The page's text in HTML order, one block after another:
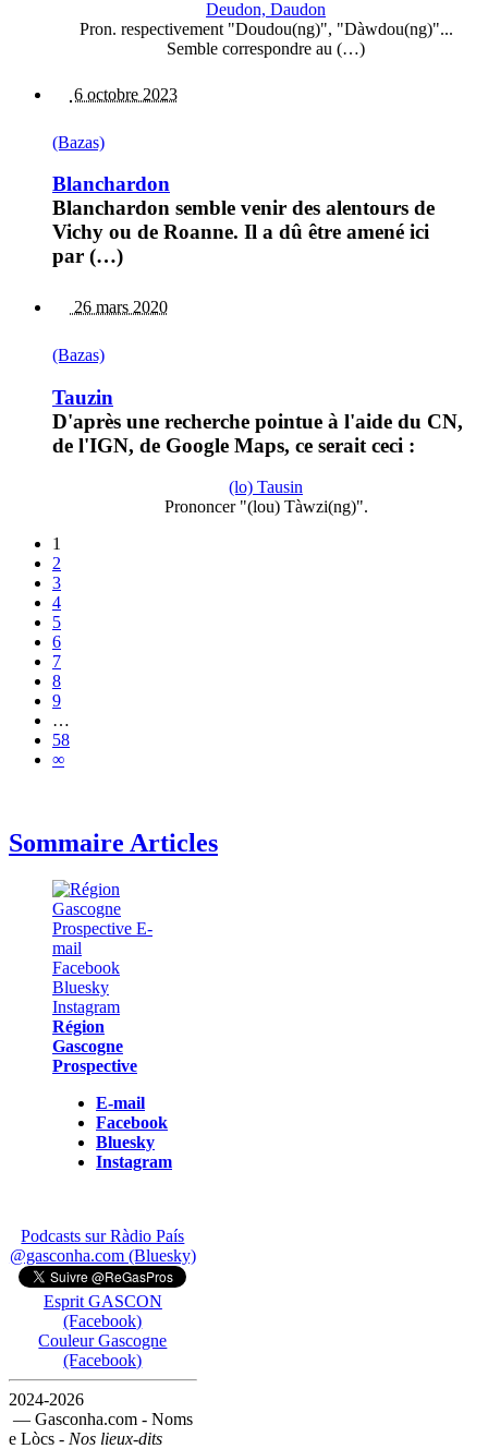
Deudon, Daudon
Pron. respectivement "Doudou(ng)", "Dàwdou(ng)"...
Semble correspondre au (…)
6 octobre 2023
(Bazas)
Blanchardon
Blanchardon semble venir des alentours de
Vichy ou de Roanne. Il a dû être amené ici
par (…)
26 mars 2020
(Bazas)
Tauzin
D'après une recherche pointue à l'aide du CN,
de l'IGN, de Google Maps, ce serait ceci :
(lo) Tausin
Prononcer "(lou) Tàwzi(ng)".
1
2
3
4
5
6
7
8
9
…
58
∞
Sommaire Articles
Région
Gascogne
Prospective
E-mail
Facebook
Bluesky
Instagram
Podcasts sur Ràdio País
@gasconha.com (Bluesky)
Esprit GASCON
(Facebook)
Couleur Gascogne
(Facebook)
2024-2026
— Gasconha.com - Noms
e Lòcs - Nos lieux-dits